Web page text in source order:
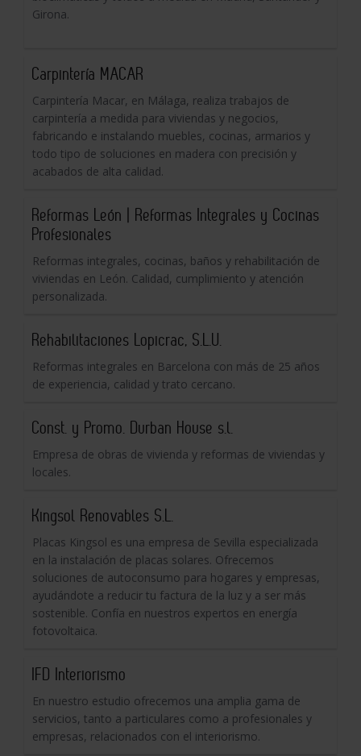
Girona.
Carpintería MACAR
Carpintería Macar, en Málaga, realiza trabajos de
carpintería a medida para viviendas y negocios,
fabricando e instalando muebles, cocinas, armarios y
todo tipo de soluciones en madera con precisión y
acabados de alta calidad.
Reformas León | Reformas Integrales y Cocinas
Profesionales
Reformas integrales, cocinas, baños y rehabilitación de
viviendas en León. Calidad, cumplimiento y atención
personalizada.
Rehabilitaciones Lopicrac, S.L.U.
Reformas integrales en Barcelona con más de 25 años
de experiencia, calidad y trato cercano.
Const. y Promo. Durban House s.l.
Empresa de obras de vivienda y reformas de viviendas y
locales.
Kingsol Renovables S.L.
Placas Kingsol es una empresa de Sevilla especializada
en la instalación de placas solares. Ofrecemos
soluciones de autoconsumo para hogares y empresas,
ayudándote a reducir tu factura de la luz y a ser más
sostenible. Confía en nuestros expertos en energía
fotovoltaica.
IFD Interiorismo
En nuestro estudio ofrecemos una amplia gama de
servicios, tanto a particulares como a profesionales y
empresas, relacionados con el interiorismo.